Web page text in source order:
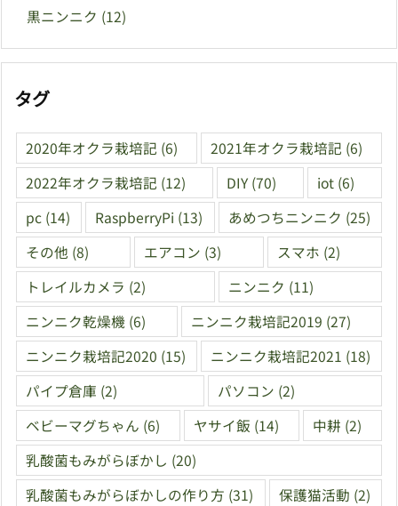
黒ニンニク (12)
タグ
2020年オクラ栽培記 (6) 2021年オクラ栽培記 (6)
2022年オクラ栽培記 (12) DIY (70) iot (6)
pc (14) RaspberryPi (13) あめつちニンニク (25)
その他 (8) エアコン (3) スマホ (2)
トレイルカメラ (2) ニンニク (11)
ニンニク乾燥機 (6) ニンニク栽培記2019 (27)
ニンニク栽培記2020 (15) ニンニク栽培記2021 (18)
パイプ倉庫 (2) パソコン (2)
ベビーマグちゃん (6) ヤサイ飯 (14) 中耕 (2)
乳酸菌もみがらぼかし (20)
乳酸菌もみがらぼかしの作り方 (31) 保護猫活動 (2)